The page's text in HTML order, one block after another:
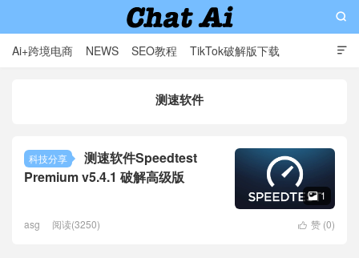

Ai+跨境电商 NEWS SEO教程 TikTok破解版下载

测速软件
科技分享
测速软件Speedtest
Premium v5.4.1 破解高级版
 1
 赞 (0)
asg 阅读(3250)